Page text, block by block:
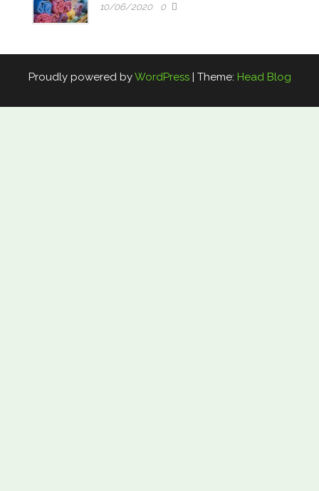
10/06/2020 0
Proudly powered byWordPress | Theme: Head Blog